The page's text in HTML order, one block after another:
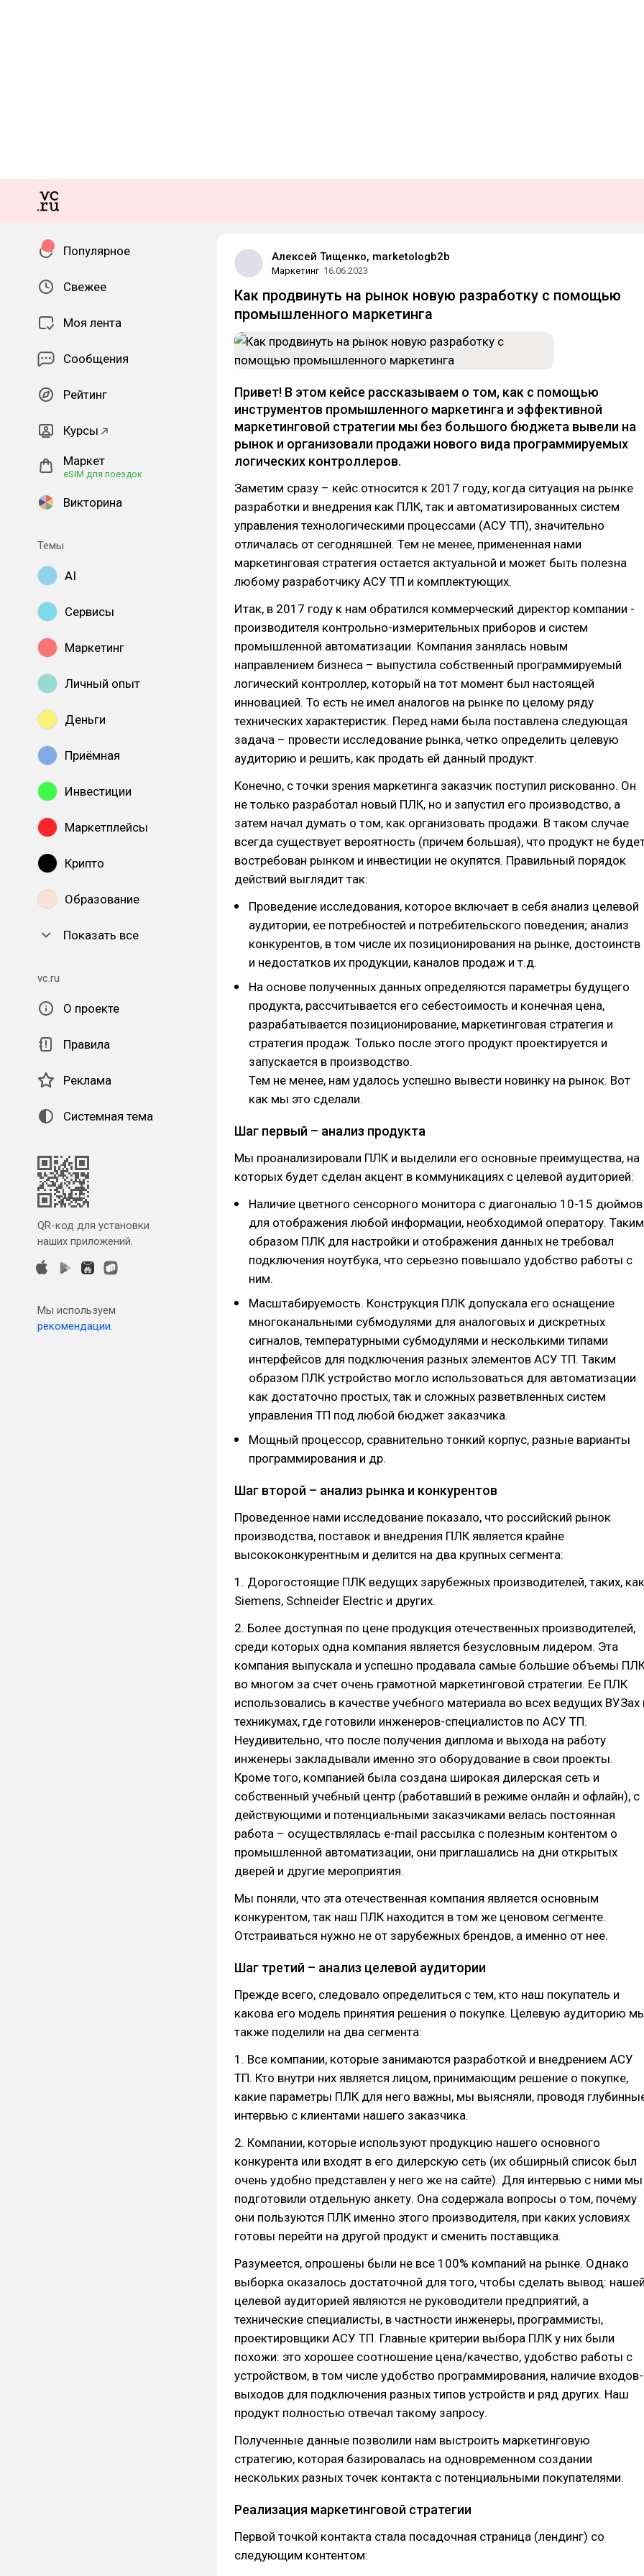
Популярное
Свежее
Моя лента
Сообщения
Рейтинг
Курсы
Маркет
eSIM для поездок
Викторина
Темы
AI
Сервисы
Маркетинг
Личный опыт
Деньги
Приёмная
Инвестиции
Маркетплейсы
Крипто
Образование
Показать все
vc.ru
О проекте
Правила
Реклама
Системная тема
QR-код для установки
наших приложений.
Мы используем
рекомендации.
Алексей Тищенко, marketologb2b
Маркетинг 16.06.2023
Как продвинуть на рынок новую разработку с помощью
промышленного маркетинга
Привет! В этом кейсе рассказываем о том, как с помощью
инструментов промышленного маркетинга и эффективной
маркетинговой стратегии мы без большого бюджета вывели на
рынок и организовали продажи нового вида программируемых
логических контроллеров.
Заметим сразу – кейс относится к 2017 году, когда ситуация на рынке
разработки и внедрения как ПЛК, так и автоматизированных систем
управления технологическими процессами (АСУ ТП), значительно
отличалась от сегодняшней. Тем не менее, примененная нами
маркетинговая стратегия остается актуальной и может быть полезна
любому разработчику АСУ ТП и комплектующих.
Итак, в 2017 году к нам обратился коммерческий директор компании -
производителя контрольно-измерительных приборов и систем
промышленной автоматизации. Компания занялась новым
направлением бизнеса – выпустила собственный программируемый
логический контроллер, который на тот момент был настоящей
инновацией. То есть не имел аналогов на рынке по целому ряду
технических характеристик. Перед нами была поставлена следующая
задача – провести исследование рынка, четко определить целевую
аудиторию и решить, как продать ей данный продукт.
Конечно, с точки зрения маркетинга заказчик поступил рискованно. Он
не только разработал новый ПЛК, но и запустил его производство, а
затем начал думать о том, как организовать продажи. В таком случае
всегда существует вероятность (причем большая), что продукт не
востребован рынком и инвестиции не окупятся. Правильный порядок
действий выглядит так:
Проведение исследования, которое включает в себя анализ целевой
аудитории, ее потребностей и потребительского поведения; анализ
конкурентов, в том числе их позиционирования на рынке, достоинств
и недостатков их продукции, каналов продаж и т.д.
На основе полученных данных определяются параметры будущего
продукта, рассчитывается его себестоимость и конечная цена,
разрабатывается позиционирование, маркетинговая стратегия и
стратегия продаж. Только после этого продукт проектируется и
запускается в производство.
Тем не менее, нам удалось успешно вывести новинку на рынок. Вот
как мы это сделали.
Шаг первый – анализ продукта
Мы проанализировали ПЛК и выделили его основные преимущества, на
которых будет сделан акцент в коммуникациях с целевой аудиторией:
Наличие цветного сенсорного монитора с диагональю 10-15 дюймов
для отображения любой информации, необходимой оператору. Таким
образом ПЛК для настройки и отображения данных не требовал
подключения ноутбука, что серьезно повышало удобство работы с
ним.
Масштабируемость. Конструкция ПЛК допускала его оснащение
многоканальными субмодулями для аналоговых и дискретных
сигналов, температурными субмодулями и несколькими типами
интерфейсов для подключения разных элементов АСУ ТП. Таким
образом ПЛК устройство могло использоваться для автоматизации
как достаточно простых, так и сложных разветвленных систем
управления ТП под любой бюджет заказчика.
Мощный процессор, сравнительно тонкий корпус, разные варианты
программирования и др.
Шаг второй – анализ рынка и конкурентов
Проведенное нами исследование показало, что российский рынок
производства, поставок и внедрения ПЛК является крайне
высококонкурентным и делится на два крупных сегмента:
1. Дорогостоящие ПЛК ведущих зарубежных производителей, таких, как
Siemens, Schneider Electric и других.
2. Более доступная по цене продукция отечественных производителей,
среди которых одна компания является безусловным лидером. Эта
компания выпускала и успешно продавала самые большие объемы
во многом за счет очень грамотной маркетинговой стратегии. Ее ПЛК
использовались в качестве учебного материала во всех ведущих ВУЗах
техникумах, где готовили инженеров-специалистов по АСУ ТП.
Неудивительно, что после получения диплома и выхода на работу
инженеры закладывали именно это оборудование в свои проекты.
Кроме того, компанией была создана широкая дилерская сеть и
собственный учебный центр (работавший в режиме онлайн и офлайн), с
действующими и потенциальными заказчиками велась постоянная
работа – осуществлялась e-mail рассылка с полезным контентом о
промышленной автоматизации, они приглашались на дни открытых
дверей и другие мероприятия.
Мы поняли, что эта отечественная компания является основным
конкурентом, так наш ПЛК находится в том же ценовом сегменте.
Отстраиваться нужно не от зарубежных брендов, а именно от нее.
Шаг третий – анализ целевой аудитории
Прежде всего, следовало определиться с тем, кто наш покупатель и
какова его модель принятия решения о покупке. Целевую аудиторию
также поделили на два сегмента:
1. Все компании, которые занимаются разработкой и внедрением АСУ
ТП. Кто внутри них является лицом, принимающим решение о покупке,
какие параметры ПЛК для него важны, мы выясняли, проводя
интервью с клиентами нашего заказчика.
2. Компании, которые используют продукцию нашего основного
конкурента или входят в его дилерскую сеть (их обширный список был
очень удобно представлен у него же на сайте). Для интервью с ними мы
подготовили отдельную анкету. Она содержала вопросы о том, почему
они пользуются ПЛК именно этого производителя, при каких условиях
готовы перейти на другой продукт и сменить поставщика.
Разумеется, опрошены были не все 100% компаний на рынке. Однако
выборка оказалось достаточной для того, чтобы сделать вывод:
целевой аудиторией являются не руководители предприятий, а
технические специалисты, в частности инженеры, программисты,
проектировщики АСУ ТП. Главные критерии выбора ПЛК у них были
похожи: это хорошее соотношение цена/качество, удобство работы с
устройством, в том числе удобство программирования, наличие входов-
выходов для подключения разных типов устройств и ряд других. Наш
продукт полностью отвечал такому запросу.
Полученные данные позволили нам выстроить маркетинговую
стратегию, которая базировалась на одновременном создании
нескольких разных точек контакта с потенциальными покупателями.
Реализация маркетинговой стратегии
Первой точкой контакта стала посадочная страница (лендинг) со
следующим контентом: